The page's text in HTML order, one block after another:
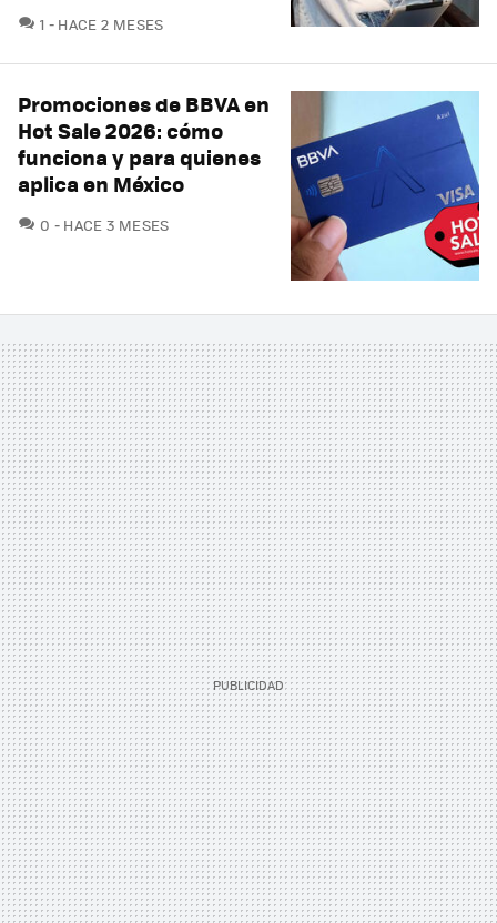
1 COMENTARIOS
HACE 2 MESES
Promociones de BBVA en
Hot Sale 2026: cómo
funciona y para quienes
aplica en México
0 COMENTARIOS
HACE 3 MESES